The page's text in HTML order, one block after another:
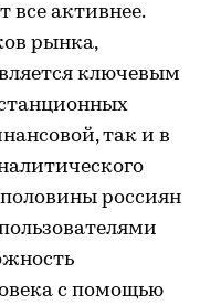
все активнее.
рынка,
ключевым
так и в
россиян
с помощью